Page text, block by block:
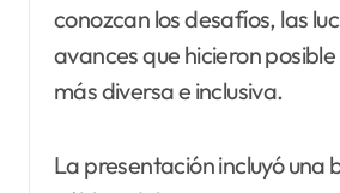
conozcan los desafíos, las
avances que hicieron
más diversa e inclusiva.
La presentación incluyó una